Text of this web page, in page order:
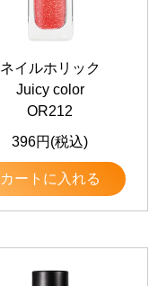
ネイルホリック
Juicy color
OR212
396円(税込)
カートに入れる